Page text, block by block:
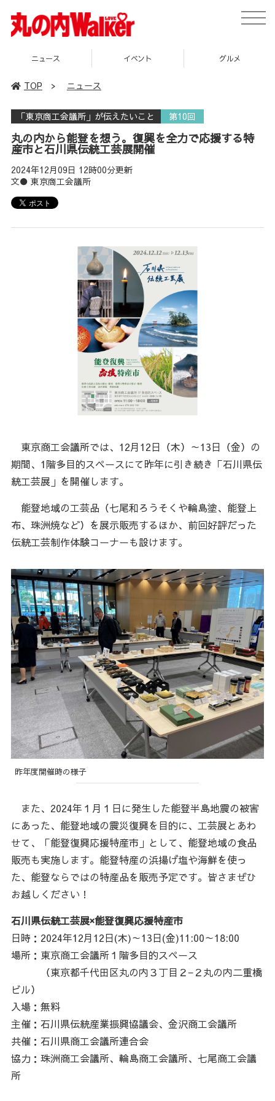
toggle
ニュース イベント グルメ
TOP > ニュース
「東京商工会議所」が伝えたいこと 第10回
丸の内から能登を想う。復興を全力で応援する特
産市と石川県伝統工芸展開催
2024年12月09日 12時00分更新
文● 東京商工会議所
東京商工会議所では、12月12日（木）～13日（金）の
期間、1階多目的スペースにて昨年に引き続き「石川県伝
統工芸展」を開催します。
能登地域の工芸品（七尾和ろうそくや輪島塗、能登上
布、珠洲焼など）を展示販売するほか、前回好評だった
伝統工芸制作体験コーナーも設けます。
昨年度開催時の様子
また、2024年１月１日に発生した能登半島地震の被害
にあった、能登地域の震災復興を目的に、工芸展とあわ
せて、「能登復興応援特産市」として、能登地域の食品
販売も実施します。能登特産の浜揚げ塩や海鮮を使っ
た、能登ならではの特産品を販売予定です。皆さまぜひ
お越しください！
石川県伝統工芸展×能登復興応援特産市
日時：2024年12月12日(木)～13日(金)11:00～18:00
場所：東京商工会議所１階多目的スペース
（東京都千代田区丸の内３丁目２−２丸の内二重橋
ビル）
入場：無料
主催：石川県伝統産業振興協議会、金沢商工会議所
共催：石川県商工会議所連合会
協力：珠洲商工会議所、輪島商工会議所、七尾商工会議
所